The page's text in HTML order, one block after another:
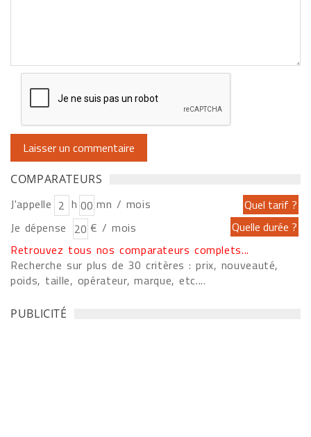
COMPARATEURS
J'appelle h
mn / mois
Je dépense
€ / mois
Retrouvez tous nos comparateurs complets...
Recherche sur plus de 30 critères : prix, nouveauté,
poids, taille, opérateur, marque, etc....
PUBLICITÉ